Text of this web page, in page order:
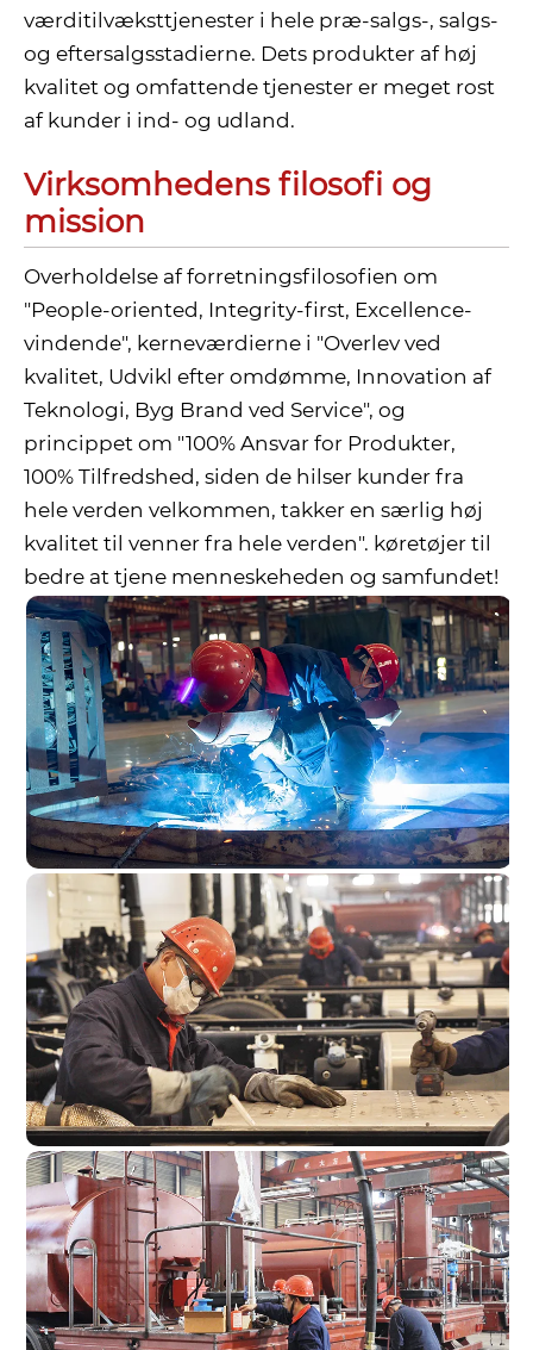
værditilvæksttjenester i hele præ-salgs-, salgs-
og eftersalgsstadierne. Dets produkter af høj
kvalitet og omfattende tjenester er meget rost
af kunder i ind- og udland.
Virksomhedens filosofi og
mission
Overholdelse af forretningsfilosofien om
"People-oriented, Integrity-first, Excellence-
vindende", kerneværdierne i "Overlev ved
kvalitet, Udvikl efter omdømme, Innovation af
Teknologi, Byg Brand ved Service", og
princippet om "100% Ansvar for Produkter,
100% Tilfredshed, siden de hilser kunder fra
hele verden velkommen, takker en særlig høj
kvalitet til venner fra hele verden". køretøjer til
bedre at tjene menneskeheden og samfundet!